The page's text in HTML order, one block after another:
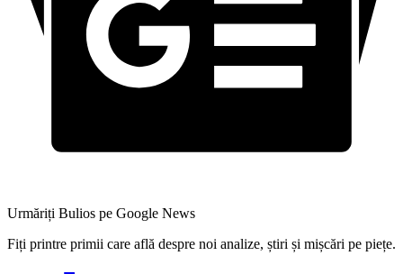
Urmăriți Bulios pe Google News
Fiți printre primii care află despre noi analize, știri și mișcări pe piețe.